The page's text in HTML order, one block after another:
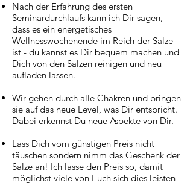
Nach der Erfahrung des ersten
Seminardurchlaufs kann ich Dir sagen,
dass es ein energetisches
Wellnesswochenende im Reich der Salze
ist - du kannst es Dir bequem machen und
Dich von den Salzen reinigen und neu
aufladen lassen.
Wir gehen durch alle Chakren und bringen
sie auf das neue Level, was Dir entspricht.
Dabei erkennst Du neue Aspekte von Dir.
Lass Dich vom günstigen Preis nicht
täuschen sondern nimm das Geschenk der
Salze an! Ich lasse den Preis so, damit
möglichst viele von Euch sich dies leisten